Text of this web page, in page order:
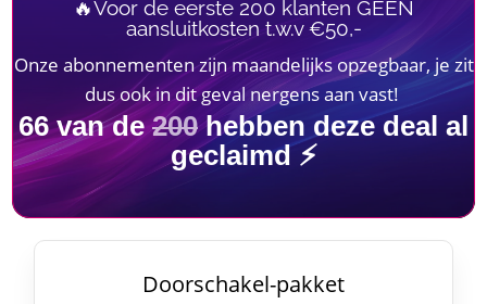
🔥Voor de eerste 200 klanten GEEN
aansluitkosten t.w.v €50,-
Onze abonnementen zijn maandelijks opzegbaar, je zit
dus ook in dit geval nergens aan vast!
66van de200hebben deze deal al
geclaimd ⚡
Doorschakel-pakket